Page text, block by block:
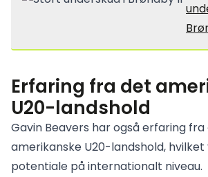
Erfaring fra det
U20-landshold
Gavin Beavers har også erfaring fra
amerikanske U20-landshold,
potentiale på internationalt niveau.